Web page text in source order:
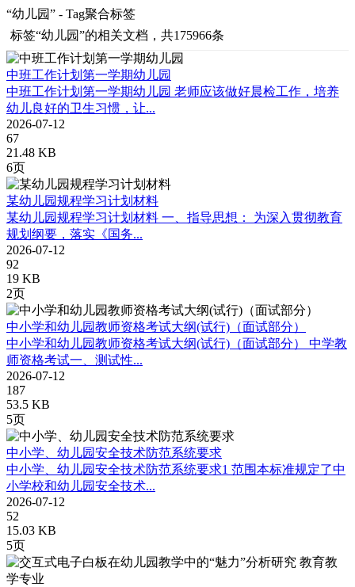
“幼儿园” - Tag聚合标签
标签“幼儿园”的相关文档，共175966条
中班工作计划第一学期幼儿园
中班工作计划第一学期幼儿园 老师应该做好晨检工作，培养
幼儿良好的卫生习惯，让...
2026-07-12
67
21.48 KB
6页
某幼儿园规程学习计划材料
某幼儿园规程学习计划材料 一、指导思想： 为深入贯彻教育
规划纲要，落实《国务...
2026-07-12
92
19 KB
2页
中小学和幼儿园教师资格考试大纲(试行)（面试部分）
中小学和幼儿园教师资格考试大纲(试行)（面试部分） 中学教
师资格考试一、测试性...
2026-07-12
187
53.5 KB
5页
中小学、幼儿园安全技术防范系统要求
中小学、幼儿园安全技术防范系统要求1 范围本标准规定了中
小学校和幼儿园安全技术...
2026-07-12
52
15.03 KB
5页